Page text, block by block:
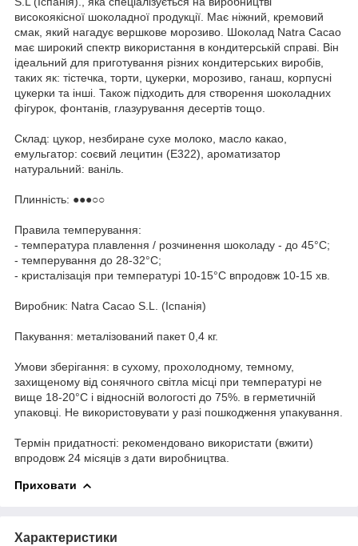
високоякісної шоколадної продукції. Має ніжний, кремовий
смак, який нагадує вершкове морозиво. Шоколад Natra Cacao
має широкий спектр використання в кондитерській справі. Він
ідеальний для приготування різних кондитерських виробів,
таких як: тістечка, торти, цукерки, морозиво, ганаш, корпусні
цукерки та інші. Також підходить для створення шоколадних
фігурок, фонтанів, глазурування десертів тощо.
Склад: цукор, незбиране сухе молоко, масло какао,
емульгатор: соєвий лецитин (Е322), ароматизатор
натуральний: ваніль.
Плинність: ●●●○○
Правила темперування:
- температура плавлення / розчинення шоколаду - до 45°С;
- темперування до 28-32°С;
- кристалізація при температурі 10-15°С впродовж 10-15 хв.
Виробник: Natra Cacao S.L. (Іспанія)
Пакування: металізований пакет 0,4 кг.
Умови зберігання: в сухому, прохолодному, темному,
захищеному від сонячного світла місці при температурі не
вище 18-20°С і відносній вологості до 75%. в герметичній
упаковці. Не використовувати у разі пошкодження упакування.
Термін придатності: рекомендовано використати (вжити)
впродовж 24 місяців з дати виробництва.
Приховати
Характеристики